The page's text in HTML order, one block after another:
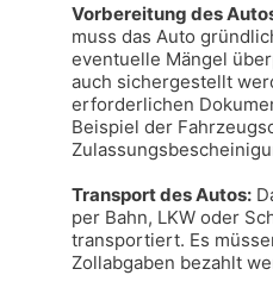
Vorbereitung des
muss das Auto
eventuelle Mängel
auch sichergestellt
erforderlichen
Beispiel der
Transport des Autos:
per Bahn, LKW oder
transportiert. Es
Zollabgaben bezahlt